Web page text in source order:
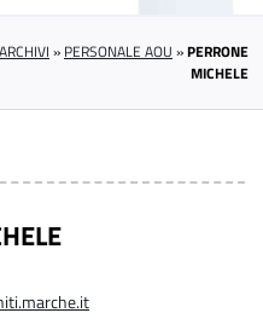
ARCHIVI » PERSONALE AOU »PERRONE
MICHELE